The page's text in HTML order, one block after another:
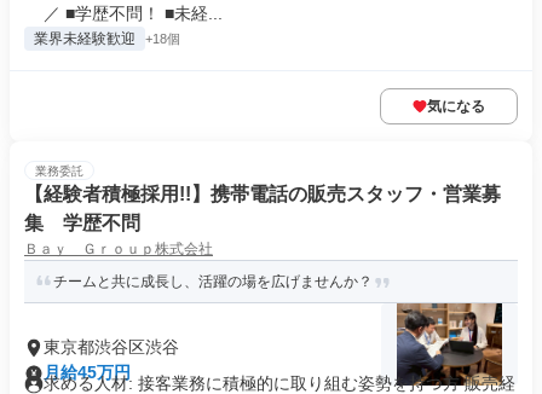
／ ■学歴不問！ ■未経...
業界未経験歓迎 +18個
気になる
業務委託
【経験者積極採用!!】携帯電話の販売スタッフ・営業募
集 学歴不問
Ｂａｙ Ｇｒｏｕｐ株式会社
チームと共に成長し、活躍の場を広げませんか？
東京都渋谷区渋谷
月給45万円
求める人材: 接客業務に積極的に取り組む姿勢を持つ方 販売経